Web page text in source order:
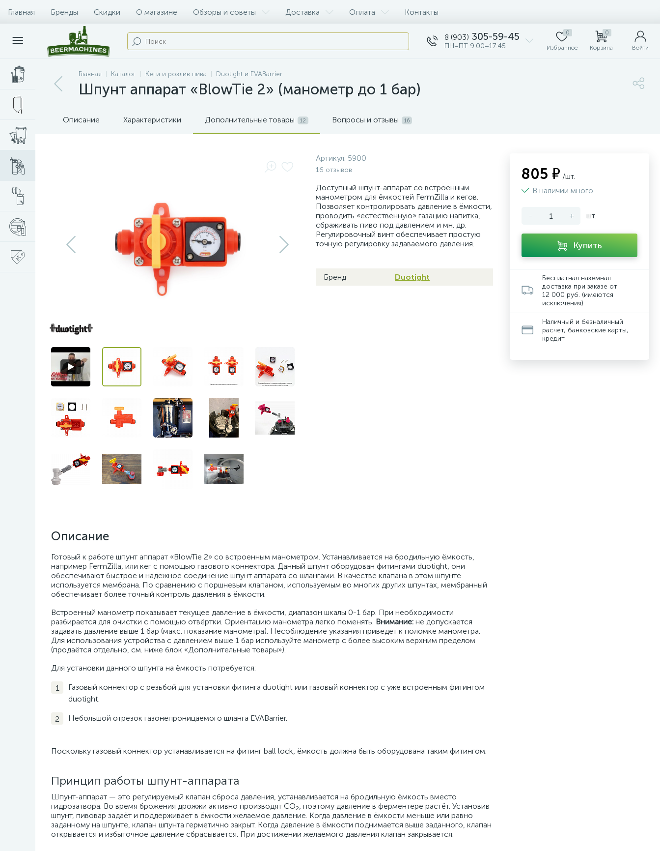
Главная Бренды Скидки О магазине Обзоры и советы Доставка Оплата Контакты
8 (903) 305-59-45
ПН–ПТ 9:00–17:45
0
Избранное
0
Корзина Войти
Главная Каталог Кеги и розлив пива Duotight и EVABarrier
Шпунт аппарат «BlowTie 2» (манометр до 1 бар)
Описание Характеристики Дополнительные товары 12 Вопросы и отзывы 16
Артикул: 5900
16 отзывов
Доступный шпунт-аппарат со встроенным
манометром для ёмкостей FermZilla и кегов.
Позволяет контролировать давление в ёмкости,
проводить «естественную» газацию напитка,
сбраживать пиво под давлением и мн. др.
Регулировочный винт обеспечивает простую
точную регулировку задаваемого давления.
Бренд Duotight
Описание
Готовый к работе шпунт аппарат «BlowTie 2» со встроенным манометром. Устанавливается на бродильную ёмкость,
например FermZilla, или кег с помощью газового коннектора. Данный шпунт оборудован фитингами duotight, они
обеспечивают быстрое и надёжное соединение шпунт аппарата со шлангами. В качестве клапана в этом шпунте
используется мембрана. По сравнению с поршневым клапаном, используемым во многих других шпунтах, мембранный
обеспечивает более точный контроль давления в ёмкости.
Встроенный манометр показывает текущее давление в ёмкости, диапазон шкалы 0-1 бар. При необходимости
разбирается для очистки с помощью отвёртки. Ориентацию манометра легко поменять. Внимание: не допускается
задавать давление выше 1 бар (макс. показание манометра). Несоблюдение указания приведет к поломке манометра.
Для использования устройства с давлением выше 1 бар используйте манометр с более высоким верхним пределом
(продаётся отдельно, см. ниже блок «Дополнительные товары»).
Для установки данного шпунта на ёмкость потребуется:
Газовый коннектор с резьбой для установки фитинга duotight или газовый коннектор с уже встроенным фитингом
duotight.
Небольшой отрезок газонепроницаемого шланга EVABarrier.
Поскольку газовый коннектор устанавливается на фитинг ball lock, ёмкость должна быть оборудована таким фитингом.
Принцип работы шпунт-аппарата
Шпунт-аппарат — это регулируемый клапан сброса давления, устанавливается на бродильную ёмкость вместо
гидрозатвора. Во время брожения дрожжи активно производят CO2, поэтому давление в ферментере растёт. Установив
шпунт, пивовар задаёт и поддерживает в ёмкости желаемое давление. Когда давление в ёмкости меньше или равно
заданному на шпунте, клапан шпунта герметично закрыт. Когда давление в ёмкости поднимается выше заданного, клапан
открывается и избыточное давление сбрасывается. При достижении желаемого давления клапан закрывается.
805 ₽ /шт.
В наличии много
- + шт.
Купить
Бесплатная наземная
доставка при заказе от
12 000 руб. (имеются
исключения)
Наличный и безналичный
расчет, банковские карты,
кредит